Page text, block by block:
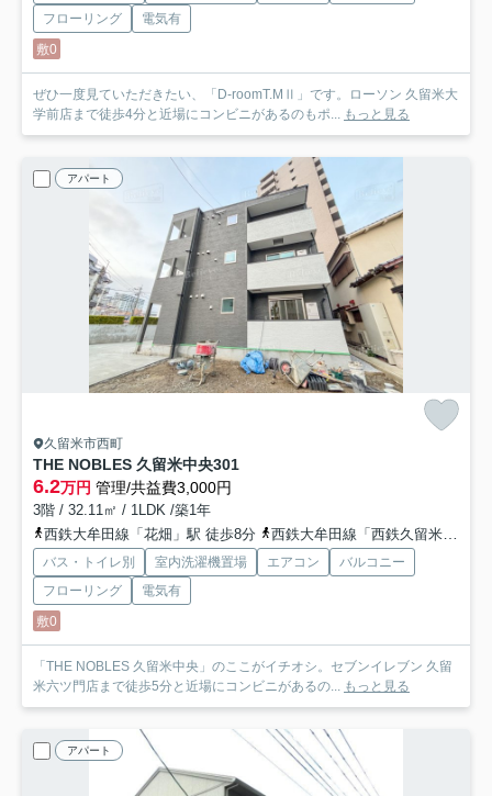
フローリング
電気有
敷0
ぜひ一度見ていただきたい、「D-roomT.MⅡ」です。ローソン 久留米大
学前店まで徒歩4分と近場にコンビニがあるのもポ... もっと見る
アパート
久留米市西町
THE NOBLES 久留米中央301
6.2万円 管理/共益費3,000円
3階 / 32.11㎡ / 1LDK /築1年
西鉄大牟田線「花畑」駅 徒歩8分
西鉄大牟田線「西鉄久留米」駅 徒歩11分
バス・トイレ別 室内洗濯機置場 エアコン
バルコニー
フローリング
電気有
敷0
「THE NOBLES 久留米中央」のここがイチオシ。セブンイレブン 久留
米六ツ門店まで徒歩5分と近場にコンビニがあるの... もっと見る
アパート